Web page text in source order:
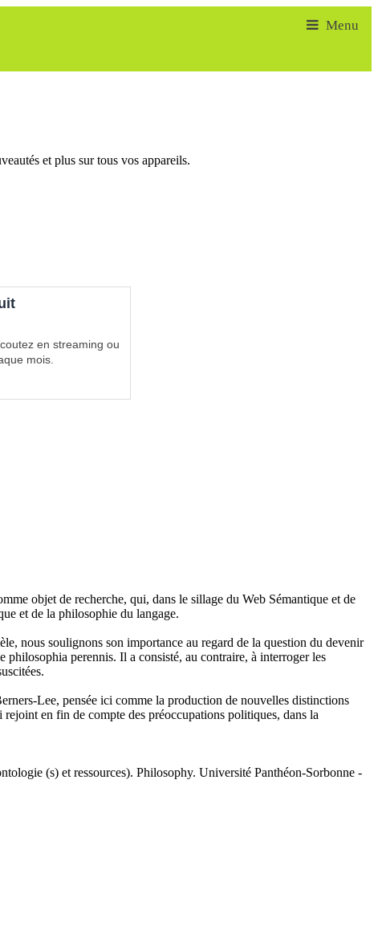
et plus sur tous vos appareils.
en streaming ou
mois.
objet de recherche, qui, dans le sillage du Web Sémantique et de
et de la philosophie du langage.
nous soulignons son importance au regard de la question du devenir
perennis. Il a consisté, au contraire, à interroger les
Lee, pensée ici comme la production de nouvelles distinctions
en fin de compte des préoccupations politiques, dans la
(s) et ressources). Philosophy. Université Panthéon-Sorbonne -